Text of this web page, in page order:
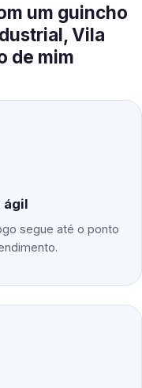
um guincho
Vila
de mim
ágil
segue até o ponto